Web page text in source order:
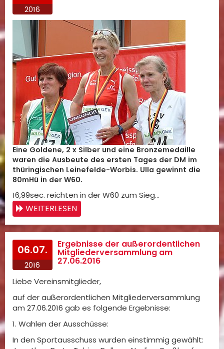
2016
Eine Goldene, 2 x Silber und eine Bronzemedaille
waren die Ausbeute des ersten Tages der DM im
thüringischen Leinefelde-Worbis. Ulla gewinnt die
80mHü in der W60.
16,99sec. reichten in der W60 zum Sieg…
WEITERLESEN
06.07.
2016
Ergebnisse der außerordentlichen
Mitgliederversammlung am
27.06.2016
Liebe Vereinsmitglieder,
auf der außerordentlichen Mitgliederversammlung
am 27.06.2016 gab es folgende Ergebnisse:
1. Wahlen der Ausschüsse:
In den Sportausschuss wurden einstimmig gewählt: